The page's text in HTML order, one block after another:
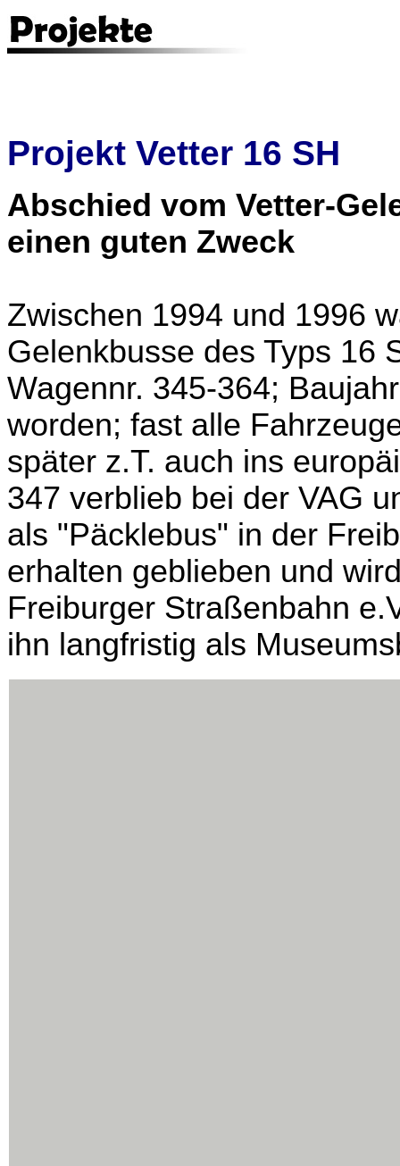
Projekt Vetter 16 SH
Abschied vom Vetter-
einen guten Zweck
Zwischen 1994 und 1996
Gelenkbusse des Typs 16
Wagennr. 345-364;
worden; fast alle
später z.T. auch ins
347 verblieb bei der VAG
als "Päcklebus" in der
erhalten geblieben und
Freiburger Straßenbahn
ihn langfristig als